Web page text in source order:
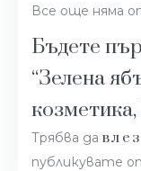
Все още няма
Бъдете
“Зелена
козметика,
Трябва да
публикувате